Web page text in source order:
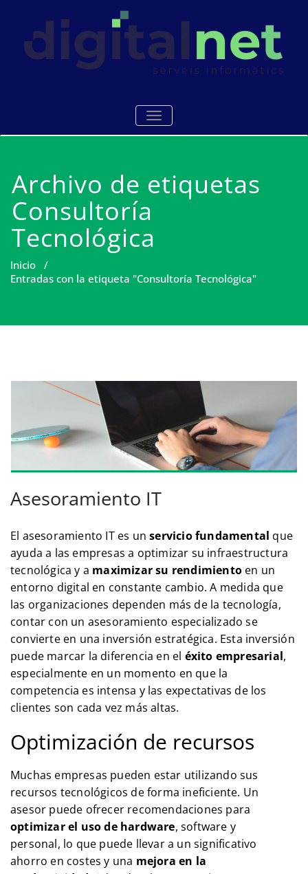
contenido
Digitalnet
ALTERNAR NAVEGACIÓN
Archivo de etiquetas
Consultoría
Tecnológica
Inicio /
Entradas con la etiqueta "Consultoría Tecnológica"
Asesoramiento IT
El asesoramiento IT es unservicio fundamental que
ayuda a las empresas a optimizar su infraestructura
tecnológica y a maximizar su rendimiento en un
entorno digital en constante cambio. A medida que
las organizaciones dependen más de la tecnología,
contar con un asesoramiento especializado se
convierte en una inversión estratégica. Esta inversión
puede marcar la diferencia en el éxito empresarial,
especialmente en un momento en que la
competencia es intensa y las expectativas de los
clientes son cada vez más altas.
Optimización de recursos
Muchas empresas pueden estar utilizando sus
recursos tecnológicos de forma ineficiente. Un
asesor puede ofrecer recomendaciones para
optimizar el uso de hardware, software y
personal, lo que puede llevar a un significativo
ahorro en costes y una mejora en la